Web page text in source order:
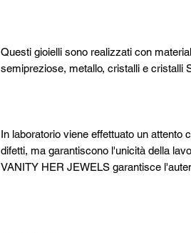
Questi gioielli sono realizzati con
semipreziose, metallo, cristalli e cristalli
In laboratorio viene effettuato un attento
difetti, ma garantiscono l'unicità della
VANITY HER JEWELS garantisce